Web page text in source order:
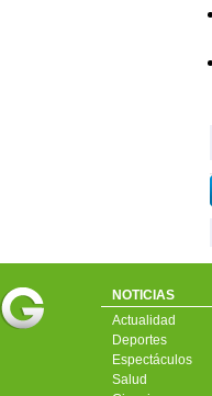
NOTICIAS
Actualidad
Deportes
Espectáculos
Salud